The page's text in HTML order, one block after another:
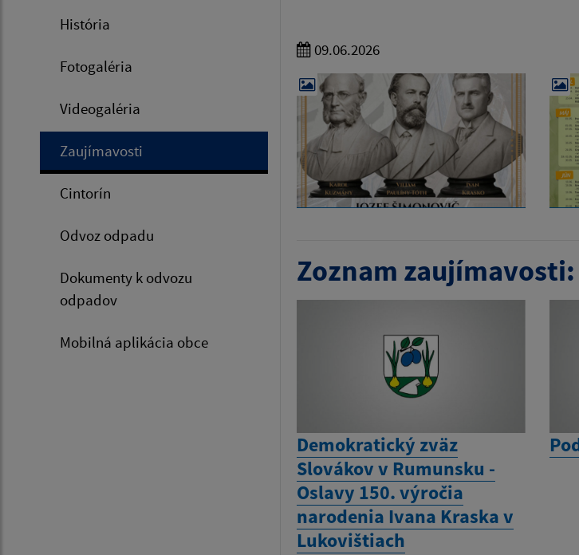
História
Fotogaléria
Videogaléria
Zaujímavosti
Cintorín
Odvoz odpadu
Dokumenty k odvozu
odpadov
Mobilná aplikácia obce
09.06.2026
Zoznam zaujímavosti:
Demokratický zväz
Slovákov v Rumunsku -
Oslavy 150. výročia
narodenia Ivana Kraska v
Lukovištiach